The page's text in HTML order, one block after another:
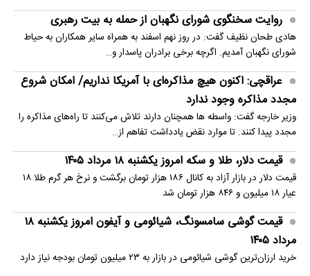
روایت سخنگوی شورای نگهبان از حمله به بیت رهبری
هادی طحان نظیف گفت: در روز نهم اسفند به همراه سایر همکاران به حیاط
شورای نگهبان آمدیم. اگرچه برخی برادران پاسدار و…
عراقچی: اکنون هیچ مذاکره‌ای با آمریکا نداریم/ امکان شروع
مجدد مذاکره وجود ندارد
وزیر خارجه گفت: واسطه ها همچنان دارند تلاش می‌کنند تا راه‌های مذاکره را
مجدد پیدا کنند. تا موارد نقض یادداشت تفاهم از…
قیمت دلار، طلا و سکه امروز یکشنبه ۱۸ مرداد ۱۴۰۵
قیمت دلار در بازار آزاد به کانال ۱۸۶ هزار تومان برگشت و نرخ هر گرم طلا ۱۸
عیار ۱۸ میلیون و ۸۴۶ هزار تومان شد
قیمت گوشی سامسونگ، شیائومی و آیفون امروز یکشنبه ۱۸
مرداد ۱۴۰۵
خرید ارزان‌ترین گوشی شیائومی در بازار به ۲۳ میلیون تومان بودجه نیاز دارد